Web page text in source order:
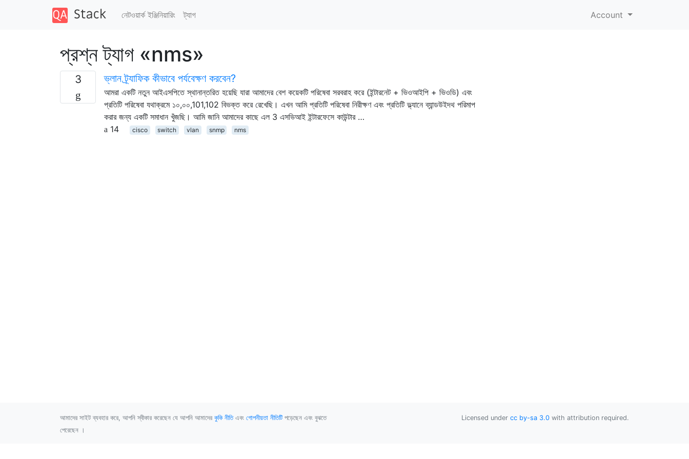
নেটওয়ার্ক ইঞ্জিনিয়ারিং ট্যাগ Account
প্রশ্ন ট্যাগ «nms»
3 ভ্লান ট্র্যাফিক কীভাবে পর্যবেক্ষণ করবেন?
আমরা একটি নতুন আইএসপিতে স্থানান্তরিত হয়েছি যারা আমাদের বেশ কয়েকটি পরিষেবা সরবরাহ করে (ইন্টারনেট + ভিওআইপি + ভিওডি) এবং
প্রতিটি পরিষেবা যথাক্রমে ১০,০০,101,102 বিভক্ত করে রেখেছি। এখন আমি প্রতিটি পরিষেবা নিরীক্ষণ এবং প্রতিটি ভ্ল্যানে ব্যান্ডউইদথ পরিমাপ
করার জন্য একটি সমাধান খুঁজছি। আমি জানি আমাদের কাছে এল 3 এসভিআই ইন্টারফেসে কাউন্টার …
14
cisco switch vlan snmp nms
আমাদের সাইট ব্যবহার করে, আপনি স্বীকার করেছেন যে আপনি আমাদের কুকি নীতিএবং গোপনীয়তা নীতিটি পড়েছেন এবং বুঝতে
পেরেছেন ।
Licensed under cc by-sa 3.0 with attribution required.